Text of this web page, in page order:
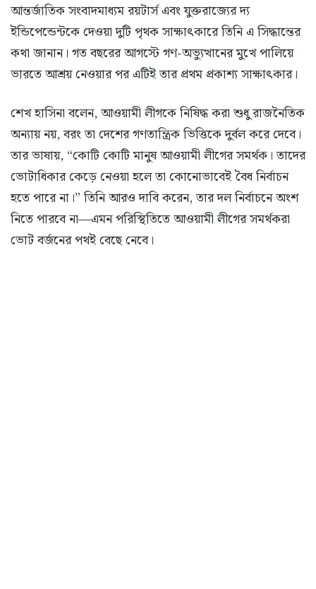
আন্তর্জাতিক সংবাদমাধ্যম রয়টার্স এবং যুক্তরাজ্যের দ্য
ইন্ডিপেন্ডেন্টকে দেওয়া দুটি পৃথক সাক্ষাৎকারে তিনি এ সিদ্ধান্তের
কথা জানান। গত বছরের আগস্টে গণ-অভ্যুত্থানের মুখে পালিয়ে
ভারতে আশ্রয় নেওয়ার পর এটিই তার প্রথম প্রকাশ্য সাক্ষাৎকার।
শেখ হাসিনা বলেন, আওয়ামী লীগকে নিষিদ্ধ করা শুধু রাজনৈতিক
অন্যায় নয়, বরং তা দেশের গণতান্ত্রিক ভিত্তিকে দুর্বল করে দেবে।
তার ভাষায়, “কোটি কোটি মানুষ আওয়ামী লীগের সমর্থক। তাদের
ভোটাধিকার কেড়ে নেওয়া হলে তা কোনোভাবেই বৈধ নির্বাচন
হতে পারে না।” তিনি আরও দাবি করেন, তার দল নির্বাচনে অংশ
নিতে পারবে না—এমন পরিস্থিতিতে আওয়ামী লীগের সমর্থকরা
ভোট বর্জনের পথই বেছে নেবে।